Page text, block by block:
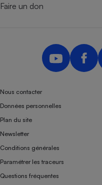
Faire un don
Nous contacter
Données personnelles
Plan du site
Newsletter
Conditions générales
Paramétrer les traceurs
Questions fréquentes